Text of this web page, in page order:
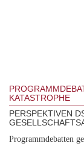
KATASTROPHE
PERSPEKTIVEN
Programmdebatten